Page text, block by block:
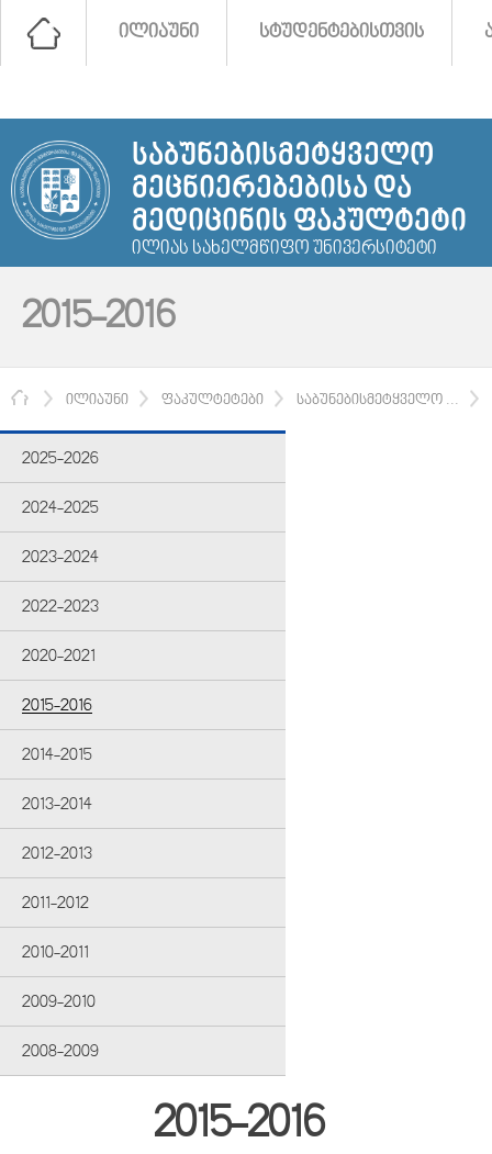
ᲘᲚᲘᲐᲣᲜᲘ ᲡᲢᲣᲓᲔᲜᲢᲔᲑᲘᲡᲗᲕᲘᲡ
ᲡᲐᲑᲣᲜᲔᲑᲘᲡᲛᲔᲢᲧᲕᲔᲚᲝ
ᲛᲔᲪᲜᲘᲔᲠᲔᲑᲔᲑᲘᲡᲐ ᲓᲐ
ᲛᲔᲓᲘᲪᲘᲜᲘᲡ ᲤᲐᲙᲣᲚᲢᲔᲢᲘ
ᲘᲚᲘᲐᲡ ᲡᲐᲮᲔᲚᲛᲬᲘᲤᲝ ᲣᲜᲘᲕᲔᲠᲡᲘᲢᲔᲢᲘ
2015-2016
ᲛᲗᲐᲕᲐᲠᲘ
ᲘᲚᲘᲐᲣᲜᲘ ᲤᲐᲙᲣᲚᲢᲔᲢᲔᲑᲘ ᲡᲐᲑᲣᲜᲔᲑᲘᲡᲛᲔᲢᲧᲕᲔᲚᲝ ...
2025-2026
2024-2025
2023-2024
2022-2023
2020-2021
2015-2016
2014-2015
2013-2014
2012-2013
2011-2012
2010-2011
2009-2010
2008-2009
2015-2016